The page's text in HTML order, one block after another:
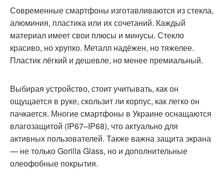
Современные смартфоны изготавливаются из стекла,
алюминия, пластика или их сочетаний. Каждый
материал имеет свои плюсы и минусы. Стекло
красиво, но хрупко. Металл надёжен, но тяжелее.
Пластик лёгкий и дешевле, но менее премиальный.
Выбирая устройство, стоит учитывать, как он
ощущается в руке, скользит ли корпус, как легко он
пачкается. Многие смартфоны в Украине оснащаются
влагозащитой (IP67–IP68), что актуально для
активных пользователей. Также важна защита экрана
— не только Gorilla Glass, но и дополнительные
олеофобные покрытия.